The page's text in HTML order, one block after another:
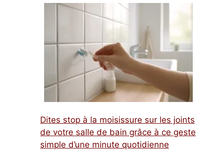
Dites stop à la moisissure sur les joints
de votre salle de bain grâce à ce geste
simple d’une minute quotidienne